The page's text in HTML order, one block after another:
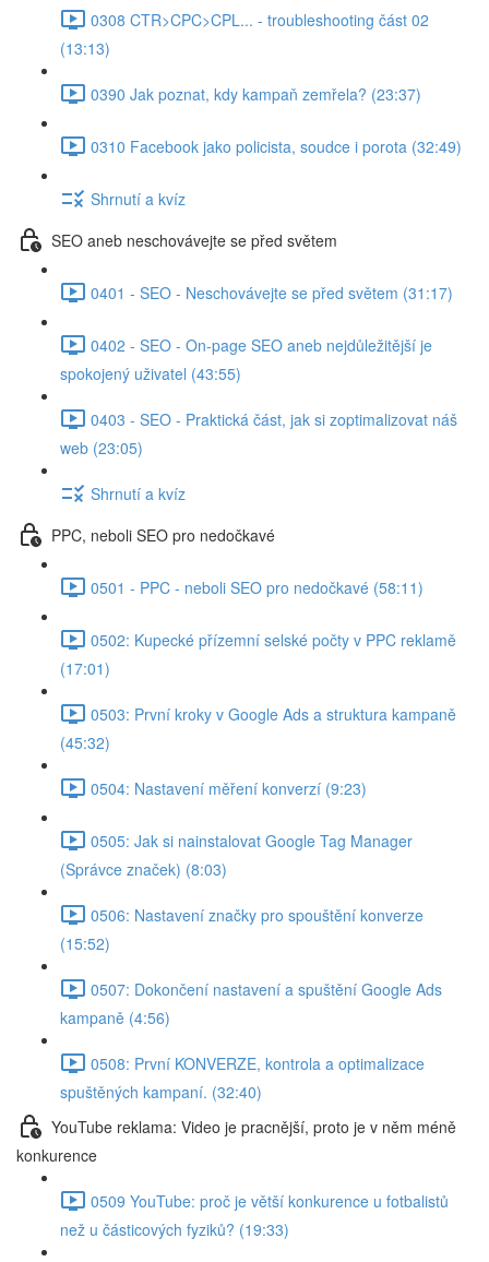
0308 CTR>CPC>CPL... - troubleshooting část 02
(13:13)
0390 Jak poznat, kdy kampaň zemřela? (23:37)
0310 Facebook jako policista, soudce i porota (32:49)
Shrnutí a kvíz
SEO aneb neschovávejte se před světem
0401 - SEO - Neschovávejte se před světem (31:17)
0402 - SEO - On-page SEO aneb nejdůležitější je
spokojený uživatel (43:55)
0403 - SEO - Praktická část, jak si zoptimalizovat náš
web (23:05)
Shrnutí a kvíz
PPC, neboli SEO pro nedočkavé
0501 - PPC - neboli SEO pro nedočkavé (58:11)
0502: Kupecké přízemní selské počty v PPC reklamě
(17:01)
0503: První kroky v Google Ads a struktura kampaně
(45:32)
0504: Nastavení měření konverzí (9:23)
0505: Jak si nainstalovat Google Tag Manager
(Správce značek) (8:03)
0506: Nastavení značky pro spouštění konverze
(15:52)
0507: Dokončení nastavení a spuštění Google Ads
kampaně (4:56)
0508: První KONVERZE, kontrola a optimalizace
spuštěných kampaní. (32:40)
YouTube reklama: Video je pracnější, proto je v něm méně
konkurence
0509 YouTube: proč je větší konkurence u fotbalistů
než u částicových fyziků? (19:33)